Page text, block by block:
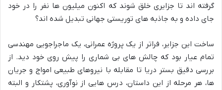
گرفته اند تا جزایری خلق شوند که اکنون میلیون ها نفر را در خود
جای داده و به جاذبه های توریستی جهانی تبدیل شده اند؟
ساخت این جزایر، فراتر از یک پروژه عمرانی، یک ماجراجویی مهندسی
تمام عیار بود که چالش های بی شماری را پیش روی خود دید. از
بررسی دقیق بستر دریا تا مقابله با نیروهای طبیعی امواج و جریان
ها، هر مرحله از این داستان، درس هایی از نوآوری، پشتکار و البته